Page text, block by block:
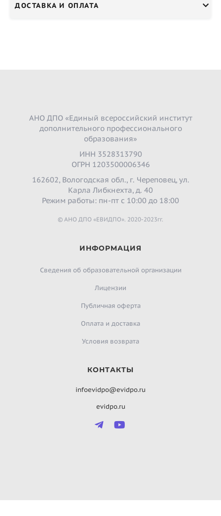
ДОСТАВКА И ОПЛАТА
АНО ДПО «Единый всероссийский институт
дополнительного профессионального
образования»
ИНН 3528313790
ОГРН 1203500006346
162602, Вологодская обл., г. Череповец, ул.
Карла Либкнехта, д. 40
Режим работы: пн-пт с 10:00 до 18:00
© АНО ДПО «ЕВИДПО». 2020-2023гг.
ИНФОРМАЦИЯ
Сведения об образовательной организации
Лицензии
Публичная оферта
Оплата и доставка
Условия возврата
КОНТАКТЫ
infoevidpo@evidpo.ru
evidpo.ru